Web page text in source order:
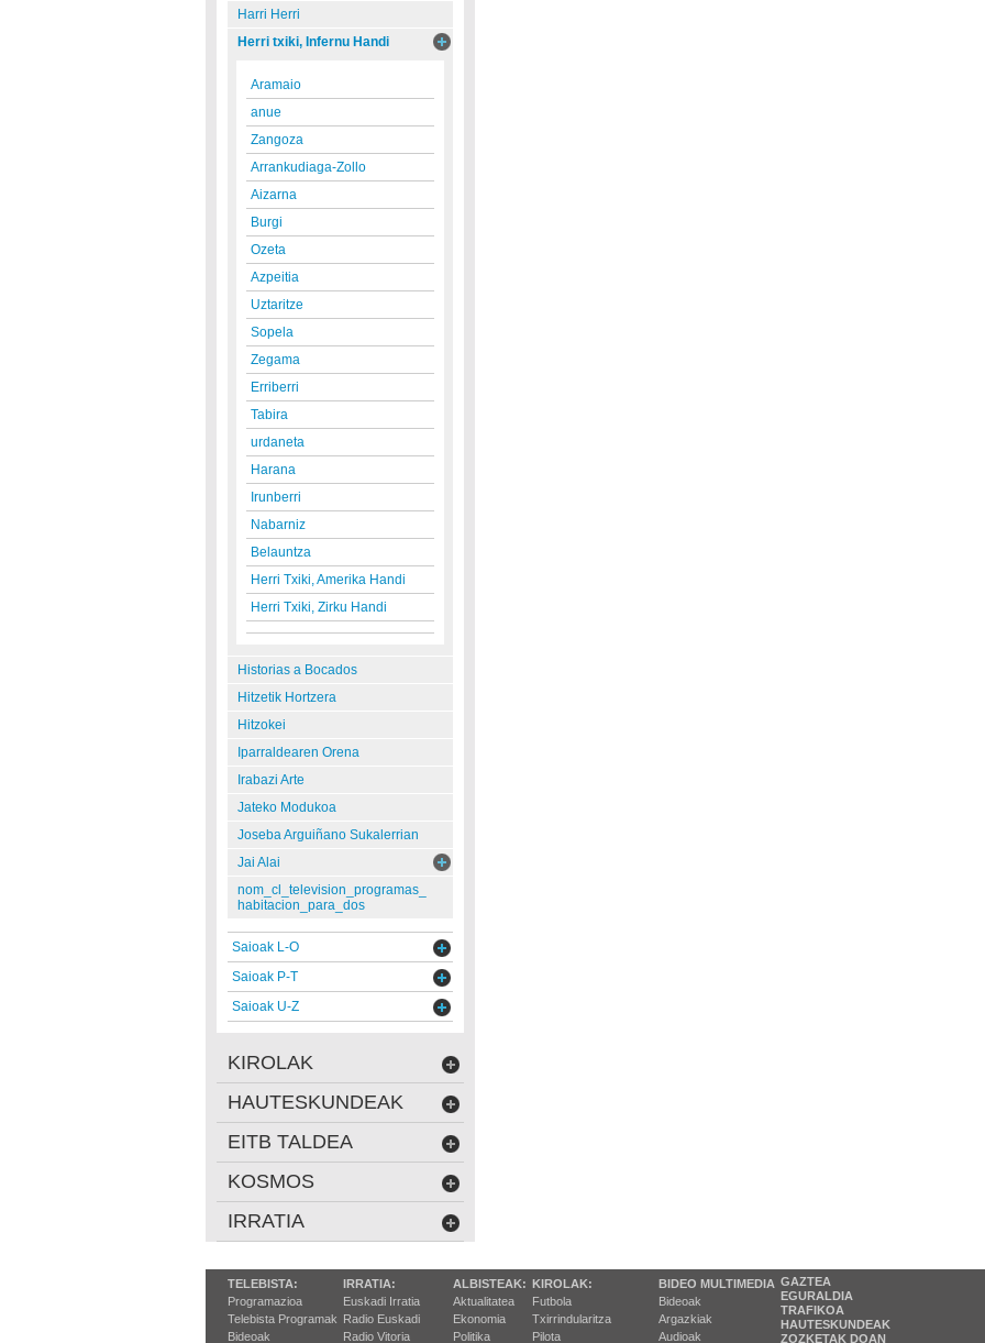
Harri Herri
Herri txiki, Infernu Handi
Aramaio
anue
Zangoza
Arrankudiaga-Zollo
Aizarna
Burgi
Ozeta
Azpeitia
Uztaritze
Sopela
Zegama
Erriberri
Tabira
urdaneta
Harana
Irunberri
Nabarniz
Belauntza
Herri Txiki, Amerika Handi
Herri Txiki, Zirku Handi
Historias a Bocados
Hitzetik Hortzera
Hitzokei
Iparraldearen Orena
Irabazi Arte
Jateko Modukoa
Joseba Arguiñano Sukalerrian
Jai Alai
nom_cl_television_programas_
habitacion_para_dos
Saioak L-O
Saioak P-T
Saioak U-Z
KIROLAK
HAUTESKUNDEAK
EITB TALDEA
KOSMOS
IRRATIA
TELEBISTA:
Programazioa
Telebista Programak
Bideoak
IRRATIA:
Euskadi Irratia
Radio Euskadi
Radio Vitoria
ALBISTEAK:
Aktualitatea
Ekonomia
Politika
KIROLAK:
Futbola
Txirrindularitza
Pilota
BIDEO MULTIMEDIA
Bideoak
Argazkiak
Audioak
GAZTEA
EGURALDIA
TRAFIKOA
HAUTESKUNDEAK
ZOZKETAK DOAN